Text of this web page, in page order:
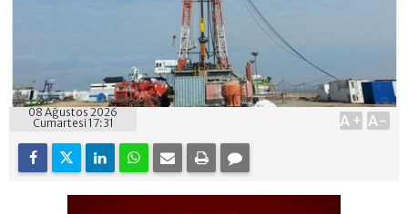
08 Ağustos 2026
Cumartesi 17:31
A+ A-